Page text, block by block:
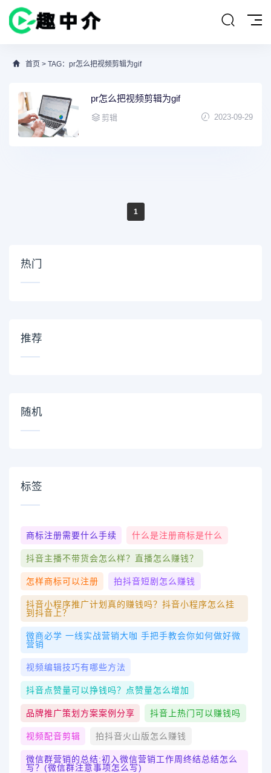
首页 > TAG：pr怎么把视频剪辑为gif
pr怎么把视频剪辑为gif
剪辑 2023-09-29
1
热门
推荐
随机
标签
商标注册需要什么手续 什么是注册商标是什么
抖音主播不带货会怎么样？直播怎么赚钱？
怎样商标可以注册 拍抖音短剧怎么赚钱
抖音小程序推广计划真的赚钱吗？抖音小程序怎么挂
到抖音上？
微商必学 一线实战营销大咖 手把手教会你如何做好微
营销
视频编辑技巧有哪些方法
抖音点赞量可以挣钱吗？点赞量怎么增加
品牌推广策划方案案例分享 抖音上热门可以赚钱吗
视频配音剪辑 拍抖音火山版怎么赚钱
微信群营销的总结:初入微信营销工作周终结总结怎么
写？(微信群注意事项怎么写)